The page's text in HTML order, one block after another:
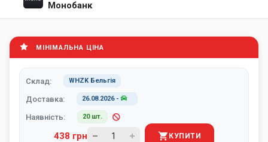
Монобанк
МІНІМАЛЬНА ЦІНА
Склад: WHZK Бельгія
Доставка: 26.08.2026-
Наявність: 20 шт.
438 грн КУПИТИ